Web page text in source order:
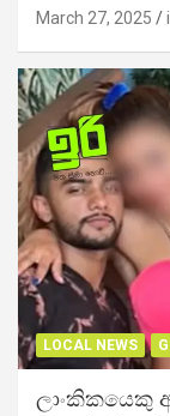
March 27, 2025
LOCAL NEWS
ලාංකිකයෙකු